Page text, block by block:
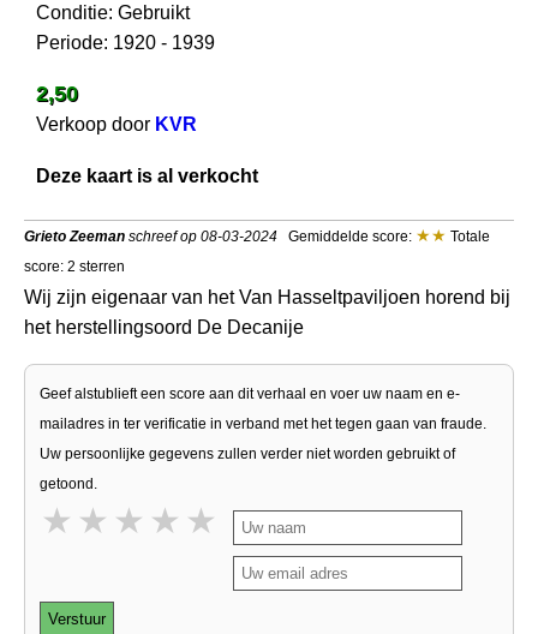
Conditie: Gebruikt
Periode: 1920 - 1939
2,50
Verkoop door KVR
Deze kaart is al verkocht
Grieto Zeeman schreef op 08-03-2024 Gemiddelde score:
Totale
score: 2 sterren
Wij zijn eigenaar van het Van Hasseltpaviljoen horend bij
het herstellingsoord De Decanije
Geef alstublieft een score aan dit verhaal en voer uw naam en e-
mailadres in ter verificatie in verband met het tegen gaan van fraude.
Uw persoonlijke gegevens zullen verder niet worden gebruikt of
getoond.
5 stars
4 stars
3 stars
2 stars
1 star
Verstuur